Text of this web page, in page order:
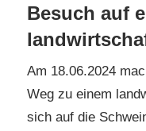
Besuch auf
Am 18.06.2024
Weg zu einem
sich auf die